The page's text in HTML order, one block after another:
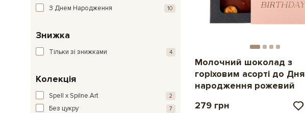
З Днем Народження 10
Знижка
Тільки зі знижками 4
Колекція
Spell x Spilne.Art 2
Без цукру 7
Молочний шоколад з
горіховим асорті до Дня
народження рожевий
279 грн